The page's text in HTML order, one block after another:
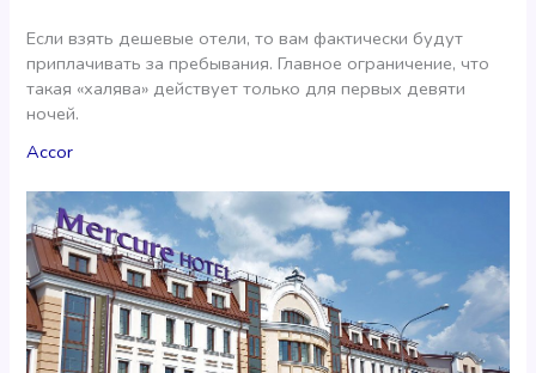
Если взять дешевые отели, то вам фактически будут
приплачивать за пребывания. Главное ограничение, что
такая «халява» действует только для первых девяти
ночей.
Accor